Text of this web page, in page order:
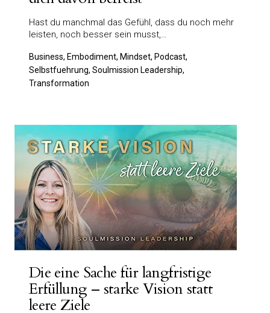
Hast du manchmal das Gefühl, dass du noch mehr
leisten, noch besser sein musst,…
Business, Embodiment, Mindset, Podcast,
Selbstfuehrung, Soulmission Leadership,
Transformation
Die eine Sache für langfristige
Erfüllung – starke Vision statt
leere Ziele